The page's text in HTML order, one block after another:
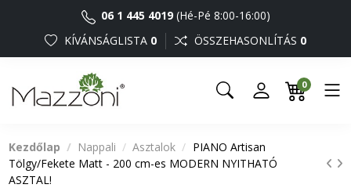
06 1 445 4019(Hé-Pé 8:00-16:00)
KÍVÁNSÁGLISTA 0 ÖSSZEHASONLÍTÁS 0
0
Kezdőlap Nappali Asztalok
PIANO Artisan
Tölgy/Fekete Matt - 200 cm-es MODERN NYITHATÓ
ASZTAL!